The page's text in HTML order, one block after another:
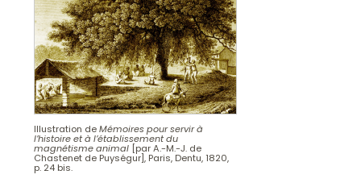
Illustration deMémoires pour servir à
l’histoire et à l’établissement du
magnétisme animal [par A.-M.-J. de
Chastenet de Puységur], Paris, Dentu, 1820,
p. 24 bis.